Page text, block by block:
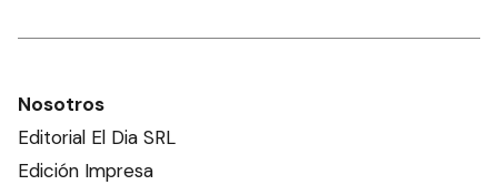
Nosotros
Editorial El Dia SRL
Edición Impresa